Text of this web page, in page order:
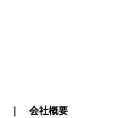
会社概要